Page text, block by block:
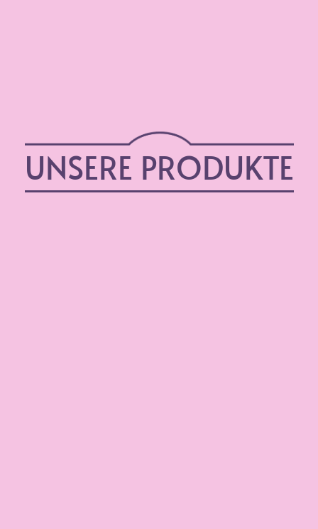
UNSERE PRODUKTE